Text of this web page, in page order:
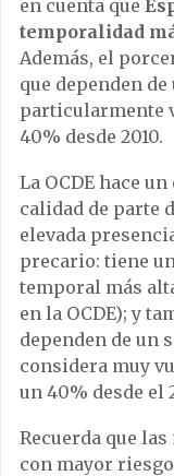
en cuenta que
temporalidad
Además, el
que dependen
particularmente
40% desde 2010.
La OCDE hace
calidad de parte
elevada
precario: tiene
temporal más
en la OCDE); y
dependen de un
considera muy
un 40% desde el
Recuerda que
con mayor